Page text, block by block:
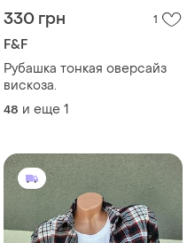
330 грн 1
F&F
Рубашка тонкая оверсайз
вискоза.
48 и еще 1